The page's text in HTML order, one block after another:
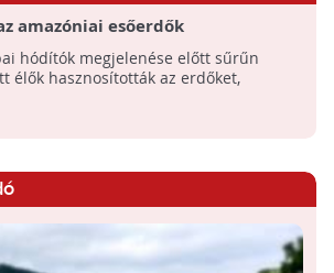
amazóniai esőerdők
hódítók megjelenése előtt sűrűn
élők hasznosították az erdőket,